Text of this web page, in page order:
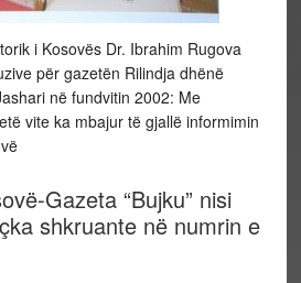
i Kosovës Dr. Ibrahim Rugova
për gazetën Rilindja dhënë
në fundvitin 2002: Me
vite ka mbajur të gjallë informimin
Gazeta “Bujku” nisi
shkruante në numrin e